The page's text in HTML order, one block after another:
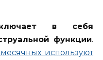
в себя
функции.
используют